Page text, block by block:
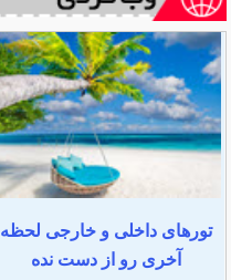
تورهای داخلی و خارجی لحظه
آخری رو از دست نده